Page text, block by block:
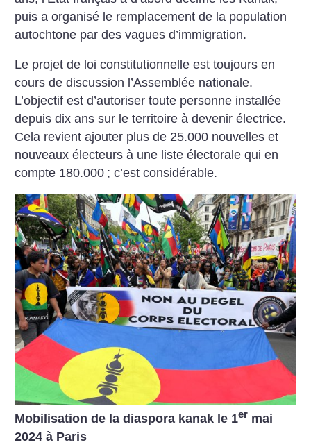
puis a organisé le remplacement de la population
autochtone par des vagues d’immigration.
Le projet de loi constitutionnelle est toujours en
cours de discussion l’Assemblée nationale.
L’objectif est d’autoriser toute personne installée
depuis dix ans sur le territoire à devenir électrice.
Cela revient ajouter plus de 25.000 nouvelles et
nouveaux électeurs à une liste électorale qui en
compte 180.000 ; c’est considérable.
Mobilisation de la diaspora kanak le 1er mai
2024 à Paris